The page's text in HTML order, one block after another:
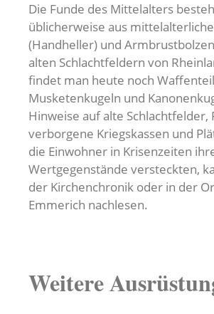
Die Funde des Mittelalters
üblicherweise aus
(Handheller) und
alten Schlachtfeldern von
findet man heute noch
Musketenkugeln und
Hinweise auf alte Schlachtfelder,
verborgene Kriegskassen und
die Einwohner in Krisenzeiten
Wertgegenstände versteckten,
der Kirchenchronik oder in der
Emmerich nachlesen.
Weitere